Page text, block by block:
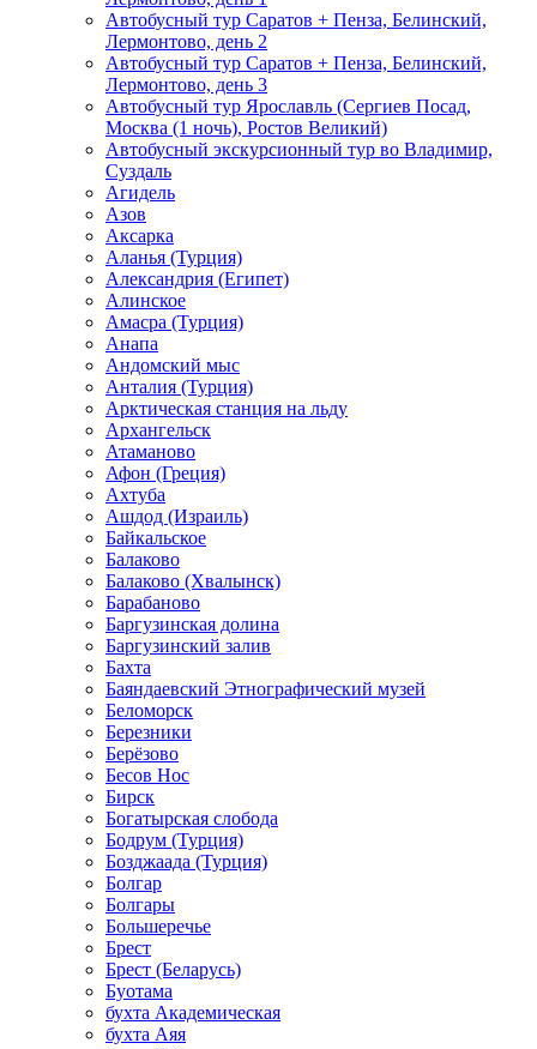
Автобусный тур Саратов + Пенза, Белинский,
Лермонтово, день 2
Автобусный тур Саратов + Пенза, Белинский,
Лермонтово, день 3
Автобусный тур Ярославль (Сергиев Посад,
Москва (1 ночь), Ростов Великий)
Автобусный экскурсионный тур во Владимир,
Суздаль
Агидель
Азов
Аксарка
Аланья (Турция)
Александрия (Египет)
Алинское
Амасра (Турция)
Анапа
Андомский мыс
Анталия (Турция)
Арктическая станция на льду
Архангельск
Атаманово
Афон (Греция)
Ахтуба
Ашдод (Израиль)
Байкальское
Балаково
Балаково (Хвалынск)
Барабаново
Баргузинская долина
Баргузинский залив
Бахта
Баяндаевский Этнографический музей
Беломорск
Березники
Берёзово
Бесов Нос
Бирск
Богатырская слобода
Бодрум (Турция)
Бозджаада (Турция)
Болгар
Болгары
Большеречье
Брест
Брест (Беларусь)
Буотама
бухта Академическая
бухта Аяя